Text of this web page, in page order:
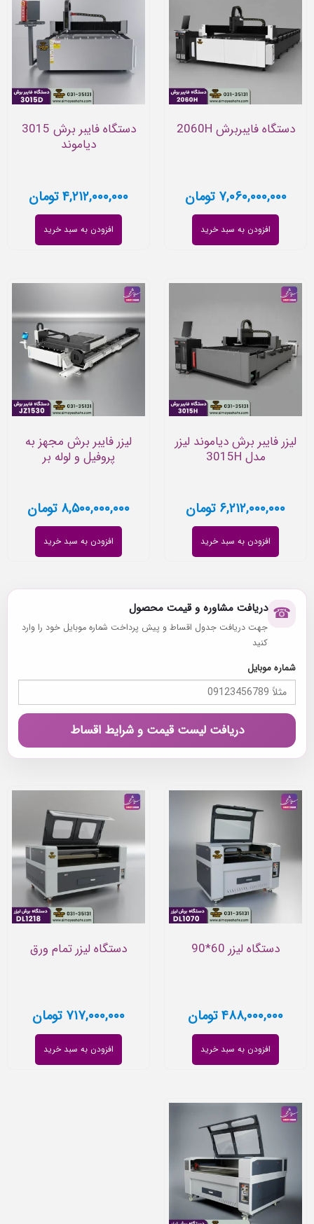
دستگاه فایبربرش 2060H
۷,۰۶۰,۰۰۰,۰۰۰ تومان
افزودن به سبد خرید
دستگاه فایبر برش 3015
دیاموند
۴,۲۱۲,۰۰۰,۰۰۰ تومان
افزودن به سبد خرید
لیزر فایبر برش دیاموند لیزر
مدل 3015H
۶,۲۱۲,۰۰۰,۰۰۰ تومان
افزودن به سبد خرید
لیزر فایبر برش مجهز به
پروفیل و لوله بر
۸,۵۰۰,۰۰۰,۰۰۰ تومان
افزودن به سبد خرید
☎ دریافت مشاوره و قیمت محصول
جهت دریافت جدول اقساط و پیش پرداخت شماره موبایل خود را وارد
کنید
شماره موبایل
دریافت لیست قیمت و شرایط اقساط
دستگاه لیزر 60*90
۴۸۸,۰۰۰,۰۰۰ تومان
افزودن به سبد خرید
دستگاه لیزر تمام ورق
۷۱۷,۰۰۰,۰۰۰ تومان
افزودن به سبد خرید